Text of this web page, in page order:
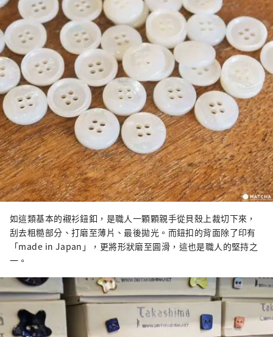
如這類基本的襯衫鈕釦，是職人一顆顆親手從貝殼上裁切下來，
刮去粗糙部分、打磨至薄片、最後拋光。而鈕扣的背面除了印有
「made in Japan」，更將形狀磨至圓滑，這也是職人的堅持之
一。